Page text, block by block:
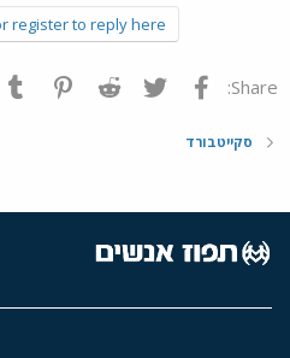
register to reply here.
Share: פייסבוק Twitter
Reddit
סקייטבורד